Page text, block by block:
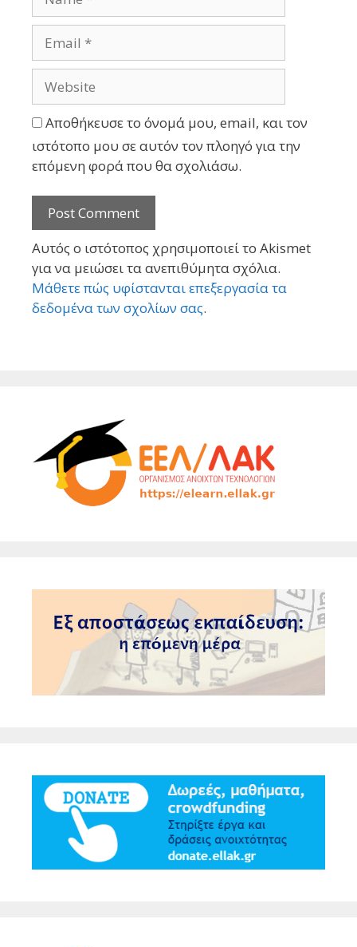
Αποθήκευσε το όνομά μου, email, και τον
ιστότοπο μου σε αυτόν τον πλοηγό για την
επόμενη φορά που θα σχολιάσω.
Αυτός ο ιστότοπος χρησιμοποιεί το Akismet
για να μειώσει τα ανεπιθύμητα σχόλια.
Μάθετε πώς υφίστανται επεξεργασία τα
δεδομένα των σχολίων σας.